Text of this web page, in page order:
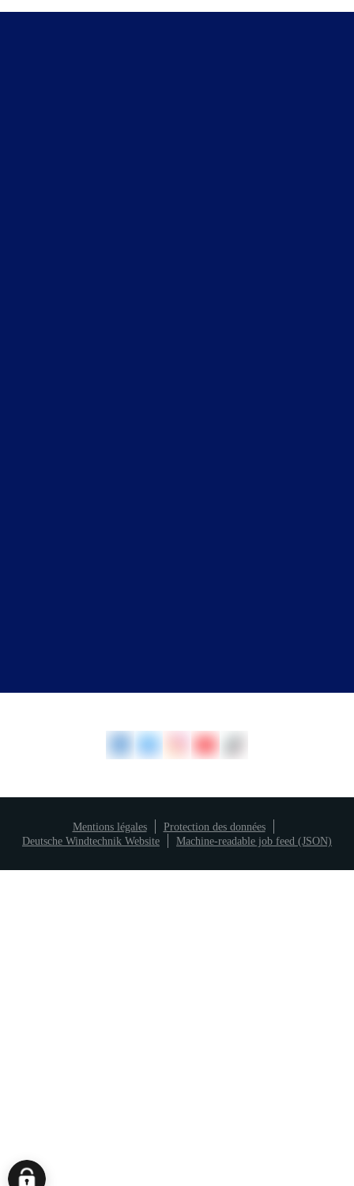
Tél.+33 6 35 64 23 76
Mentions légales
Protection des données
Deutsche Windtechnik Website
Machine-readable job feed (JSON)